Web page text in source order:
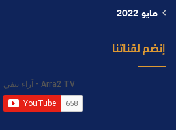
مايو 2022
إنضم لقناتنا